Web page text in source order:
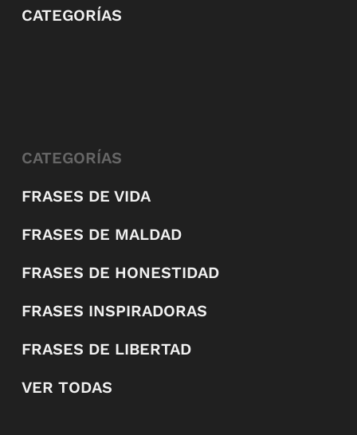
CATEGORÍAS
CATEGORÍAS
FRASES DE VIDA
FRASES DE MALDAD
FRASES DE HONESTIDAD
FRASES INSPIRADORAS
FRASES DE LIBERTAD
VER TODAS